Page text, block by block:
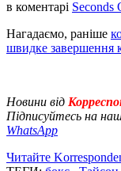
в коментарі Seconds
Нагадаємо, раніше
швидке завершення
Новини від
Підписуйтесь на
WhatsApp
Читайте